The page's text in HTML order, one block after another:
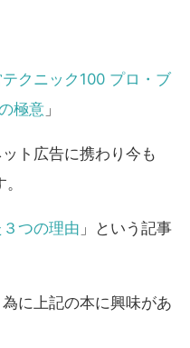
クニック100 プロ・ブ
極意 」
ト広告に携わり今も
つの理由 」という記事
に上記の本に興味があ